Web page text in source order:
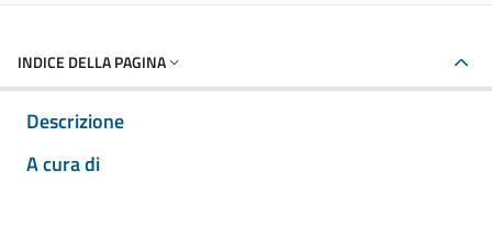
INDICE DELLA PAGINA
Descrizione
A cura di